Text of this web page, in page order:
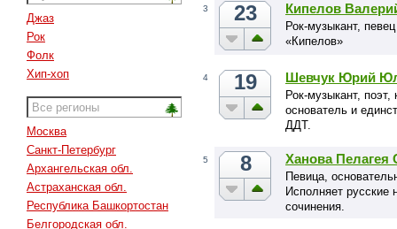
Джаз
Рок
Фолк
Хип-хоп
Москва
Санкт-Петербург
Архангельская обл.
Астраханская обл.
Республика Башкортостан
Белгородская обл.
3 23 Кипелов
Рок-музыкант,
«Кипелов»
4 19 Шевчук Юрий
Рок-музыкант,
основатель и
ДДТ.
5 8 Ханова Пелагея
Певица,
Исполняет русские
сочинения.